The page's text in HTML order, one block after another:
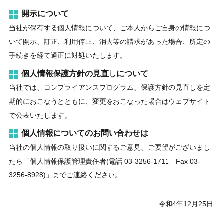
開示について
当社が保有する個人情報について、ご本人からご自身の情報につ
いて開示、訂正、利用停止、消去等の請求があった場合、所定の
手続きを経て適正に対処いたします。
個人情報保護方針の見直しについて
当社では、コンプライアンスプログラム、保護方針の見直しを定
期的におこなうとともに、変更をおこなった場合はウェブサイト
で公表いたします。
個人情報についてのお問い合わせは
当社の個人情報の取り扱いに関するご意見、ご要望がございまし
たら「個人情報保護管理責任者(電話 03-3256-1711 Fax 03-
3256-8928)」までご連絡ください。
令和4年12月25日